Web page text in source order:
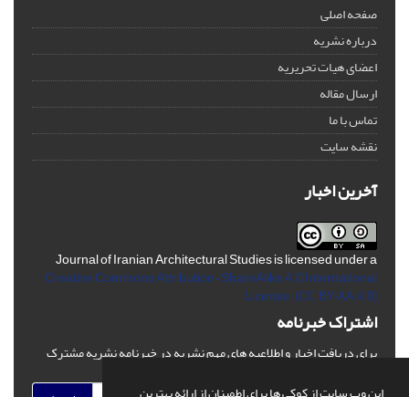
صفحه اصلی
درباره نشریه
اعضای هیات تحریریه
ارسال مقاله
تماس با ما
نقشه سایت
آخرین اخبار
Journal of Iranian Architectural Studies is licensed under a
Creative Commons Attribution-ShareAlike 4.0 International
License. (CC BY-AA 4.0)
اشتراک خبرنامه
برای دریافت اخبار و اطلاعیه های مهم نشریه در خبرنامه نشریه مشترک